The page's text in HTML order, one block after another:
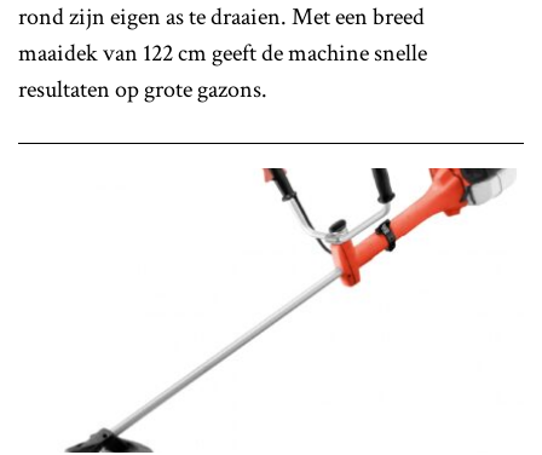
rond zijn eigen as te draaien. Met een breed
maaidek van 122 cm geeft de machine snelle
resultaten op grote gazons.